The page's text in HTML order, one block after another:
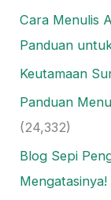
Cara Menulis
Panduan
Keutamaan
Panduan
(24,332)
Blog Sepi
Mengatasinya!